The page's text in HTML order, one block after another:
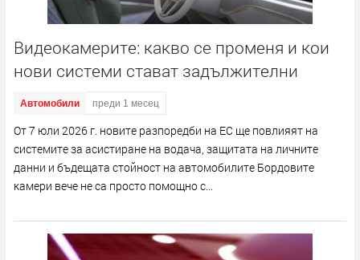
Видеокамерите: какво се променя и кои
нови системи стават задължителни
Автомобили преди 1 месец
От 7 юли 2026 г. новите разпоредби на ЕС ще повлияят на
системите за асистиране на водача, защитата на личните
данни и бъдещата стойност на автомобилите Бордовите
камери вече не са просто помощно с...